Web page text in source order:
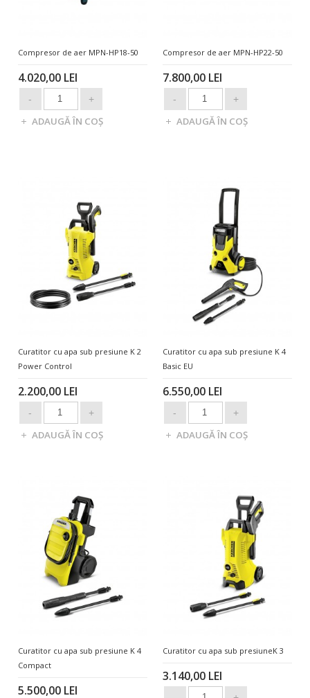
Compresor de aer MPN-HP18-50
4.020,00 LEI
Compresor de aer MPN-HP22-50
7.800,00 LEI
Curatitor cu apa sub presiune K 2
Power Control
2.200,00 LEI
Curatitor cu apa sub presiune K 4
Basic EU
6.550,00 LEI
Curatitor cu apa sub presiune K 4
Compact
5.500,00 LEI
Curatitor cu apa sub presiuneK 3
3.140,00 LEI